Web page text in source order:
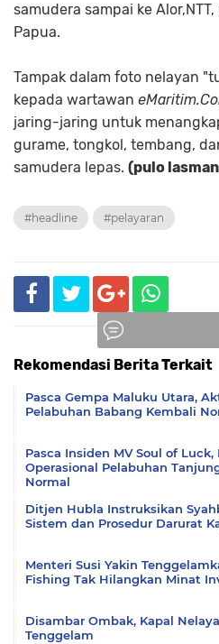
samudera sampai ke
Papua.
Tampak dalam foto nelayan
kepada wartawan
jaring-jaring untuk
gurame, tongkol, tembang,
samudera lepas. (pulo
#headline #pelayaran
Rekomendasi Berita Terkait
Pasca Gempa Maluku Utara,
Pelabuhan Babang Kembali
Pasca Insiden MV Soul of Luck,
Operasional Pelabuhan
Normal
Ditjen Hubla Instruksikan
Sistem dan Prosedur Darurat
Menteri Susi Yakin
Fishing Tak Hilangkan Minat
Disambar Ombak, Kapal
Tenggelam